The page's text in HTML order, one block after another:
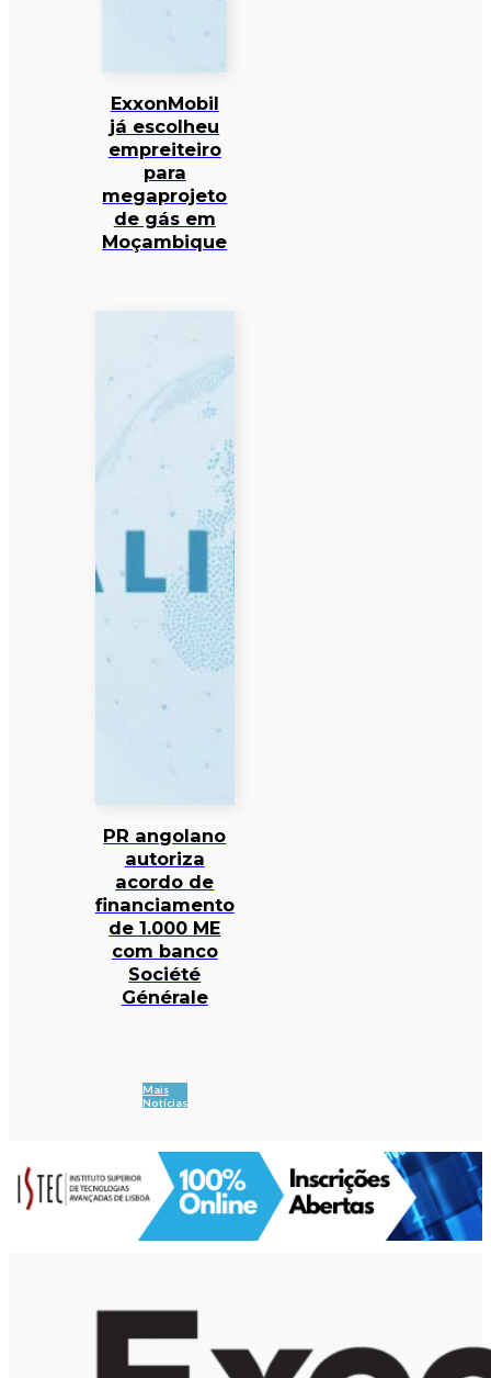
ExxonMobil
já escolheu
empreiteiro
para
megaprojeto
de gás em
Moçambique
PR angolano
autoriza
acordo de
financiamento
de 1.000 ME
com banco
Société
Générale
Mais
Notícias